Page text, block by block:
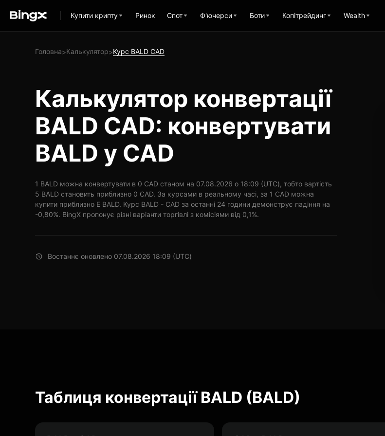
Купити крипту Ринок Спот Ф'ючерси Боти Копітрейдинг Wealth
Головна>Калькулятор>Курс BALD CAD
Калькулятор конвертації
BALD CAD: конвертувати
BALD у CAD
1 BALD можна конвертувати в 0 CAD станом на 07.08.2026 о 18:09 (UTC), тобто вартість
5 BALD становить приблизно 0 CAD. За курсами в реальному часі, за 1 CAD можна
купити приблизно E BALD. Курс BALD - CAD за останні 24 години демонструє падіння на
-0,80%. BingX пропонує різні варіанти торгівлі з комісіями від 0,1%.
Востаннє оновлено 07.08.2026 18:09 (UTC)
Таблиця конвертації BALD (BALD)